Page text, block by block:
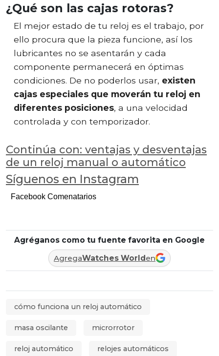
¿Qué son las cajas rotoras?
El mejor estado de tu reloj es el trabajo, por
ello procura que la pieza funcione, así los
lubricantes no se asentarán y cada
componente permanecerá en óptimas
condiciones. De no poderlos usar, existen
cajas especiales que moverán tu reloj en
diferentes posiciones, a una velocidad
controlada y con temporizador.
Continúa con: ventajas y desventajas
de un reloj manual o automático
Síguenos en Instagram
Facebook Comenatarios
Agréganos como tu fuente favorita en Google
AgregaWatches Worlden
cómo funciona un reloj automático
masa oscilante microrrotor
reloj automático relojes automáticos